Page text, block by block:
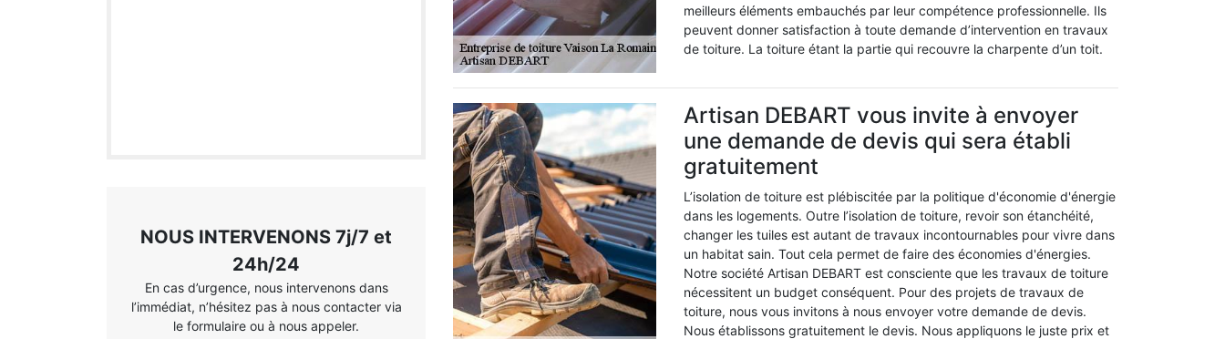
NOUS INTERVENONS 7j/7 et
24h/24
En cas d’urgence, nous intervenons dans
l’immédiat, n’hésitez pas à nous contacter via
le formulaire ou à nous appeler.
meilleurs éléments embauchés par leur compétence professionnelle. Ils
peuvent donner satisfaction à toute demande d’intervention en travaux
de toiture. La toiture étant la partie qui recouvre la charpente d’un toit.
Artisan DEBART vous invite à envoyer
une demande de devis qui sera établi
gratuitement
L’isolation de toiture est plébiscitée par la politique d'économie d'énergie
dans les logements. Outre l’isolation de toiture, revoir son étanchéité,
changer les tuiles est autant de travaux incontournables pour vivre dans
un habitat sain. Tout cela permet de faire des économies d'énergies.
Notre société Artisan DEBART est consciente que les travaux de toiture
nécessitent un budget conséquent. Pour des projets de travaux de
toiture, nous vous invitons à nous envoyer votre demande de devis.
Nous établissons gratuitement le devis. Nous appliquons le juste prix et